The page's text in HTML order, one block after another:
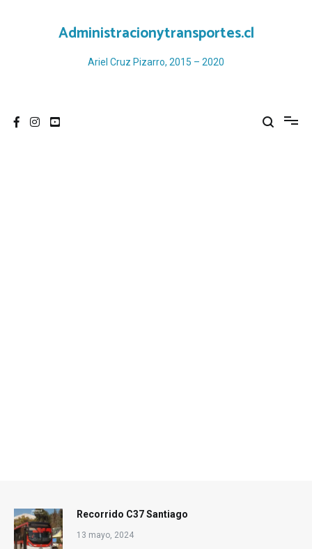
Administracionytransportes.cl
Ariel Cruz Pizarro, 2015 – 2020
Recorrido C37 Santiago
13 mayo, 2024